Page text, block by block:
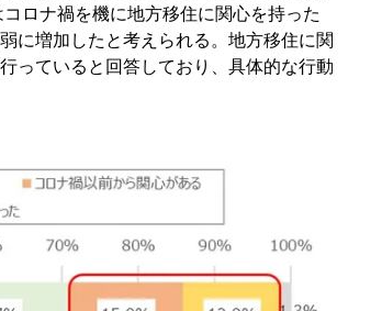
ロナ禍を機に地方移住に関心を持った
に増加したと考えられる。地方移住に関
っていると回答しており、具体的な行動